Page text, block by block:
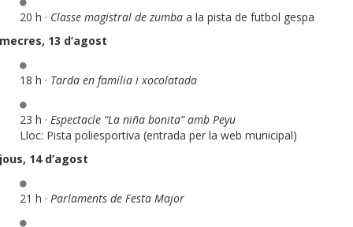
20 h · Classe magistral de zumba a la pista de futbol gespa
13 d’agost
18 h · Tarda en família i xocolatada
23 h ·Espectacle “La niña bonita” amb Peyu
Lloc: Pista poliesportiva (entrada per la web municipal)
14 d’agost
21 h ·Parlaments de Festa Major